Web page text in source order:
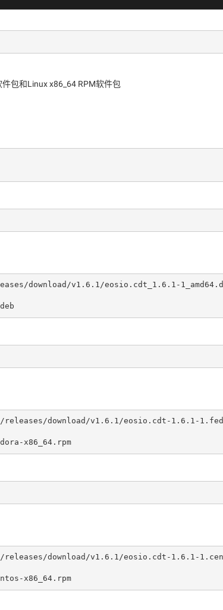
包和Linux x86_64 RPM软件包
download/v1.6.1/eosio.cdt_1.6.1-1_amd64.d
x86_64.rpm
x86_64.rpm